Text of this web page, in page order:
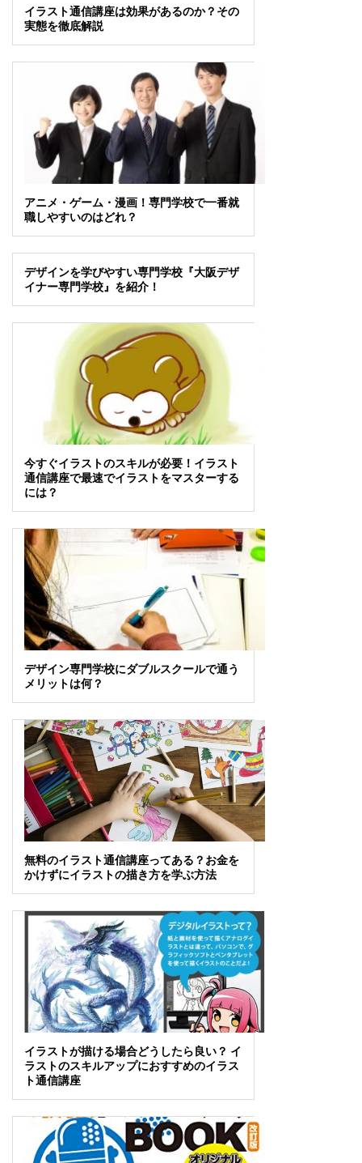
イラスト通信講座は効果があるのか？その
実態を徹底解説
アニメ・ゲーム・漫画！専門学校で一番就
職しやすいのはどれ？
デザインを学びやすい専門学校『大阪デザ
イナー専門学校』を紹介！
今すぐイラストのスキルが必要！イラスト
通信講座で最速でイラストをマスターする
には？
デザイン専門学校にダブルスクールで通う
メリットは何？
無料のイラスト通信講座ってある？お金を
かけずにイラストの描き方を学ぶ方法
イラストが描ける場合どうしたら良い？ イ
ラストのスキルアップにおすすめのイラス
ト通信講座